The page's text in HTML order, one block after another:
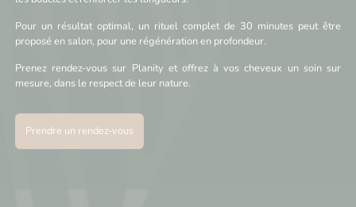
Pour un résultat optimal, un rituel complet de 30 minutes peut être
proposé en salon, pour une régénération en profondeur.
Prenez rendez-vous sur Planity et offrez à vos cheveux un soin sur
mesure, dans le respect de leur nature.
Prendre un rendez-vous